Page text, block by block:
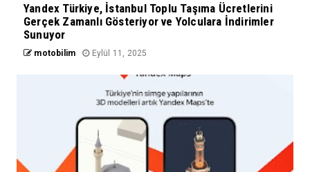
Yandex Türkiye, İstanbul Toplu Taşıma Ücretlerini
Gerçek Zamanlı Gösteriyor ve Yolculara İndirimler
Sunuyor
motobilim Eylül 11, 2025